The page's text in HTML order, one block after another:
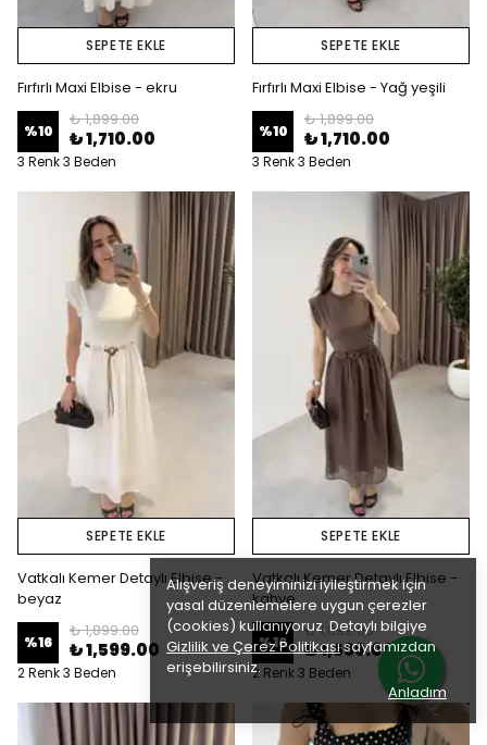
Alışveriş deneyiminizi iyileştirmek için
yasal düzenlemelere uygun çerezler
(cookies) kullanıyoruz. Detaylı bilgiye
Gizlilik ve Çerez Politikasısayfamızdan
erişebilirsiniz.
Anladım
SEPETE EKLE
Fırfırlı Maxi Elbise - ekru
%10
₺ 1,899.00
₺ 1,710.00
3 Renk 3 Beden
SEPETE EKLE
Fırfırlı Maxi Elbise - Yağ yeşili
%10
₺ 1,899.00
₺ 1,710.00
3 Renk 3 Beden
SEPETE EKLE
Vatkalı Kemer Detaylı Elbise -
beyaz
%16
₺ 1,899.00
₺ 1,599.00
2 Renk 3 Beden
SEPETE EKLE
Vatkalı Kemer Detaylı Elbise -
kahve
%16
₺ 1,899.00
₺ 1,599.00
2 Renk 3 Beden